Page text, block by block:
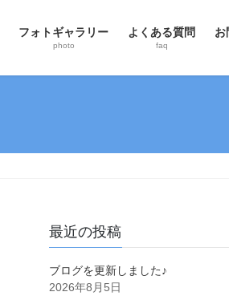
フォトギャラリー
photo
よくある質問
faq
お
最近の投稿
ブログを更新しました♪
2026年8月5日